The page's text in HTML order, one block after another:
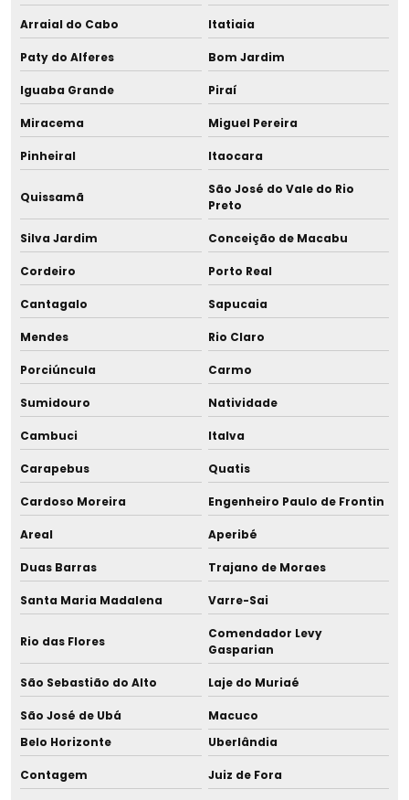
Distribuidor de câmara asséptica manuseio de lho
Distribuidor de centrífuga para microhematócritos
Distribuidor de copo dosador 80 ml com tampa
Distribuidor de deionizador pressurizado
Distribuidor de equipamentos para aleitamento materno
Distribuidor de equipamentos para banco de leite
Distribuidor de equipamentos para bancos de leite
humano
Distribuidor de equipamentos para bancos de leite
materno
Distribuidor de equipamentos para maternidades
Distribuidor de estante para tubos
Distribuidor de pasteurizadores
Distribuidor de pasteurizadores para tratamento térmico
Distribuidor de resfriador rápido
Distribuidor de tira leite materno hospitalar
Distribuidor de tira leite materno milk advanced ii
Distribuidor de tubo capilar sem heparina
Eme equipamentos
Empresa de banho maria para descongelamento para
maternidade
Arraial do Cabo Itatiaia
Paty do Alferes Bom Jardim
Iguaba Grande Piraí
Miracema Miguel Pereira
Pinheiral Itaocara
Quissamã
São José do Vale do Rio
Preto
Silva Jardim Conceição de Macabu
Cordeiro Porto Real
Cantagalo Sapucaia
Mendes Rio Claro
Porciúncula Carmo
Sumidouro Natividade
Cambuci Italva
Carapebus Quatis
Cardoso Moreira Engenheiro Paulo de Frontin
Areal Aperibé
Duas Barras Trajano de Moraes
Santa Maria Madalena Varre-Sai
Rio das Flores
Comendador Levy
Gasparian
São Sebastião do Alto Laje do Muriaé
São José de Ubá
Macuco
Belo Horizonte
Uberlândia
Contagem Juiz de Fora